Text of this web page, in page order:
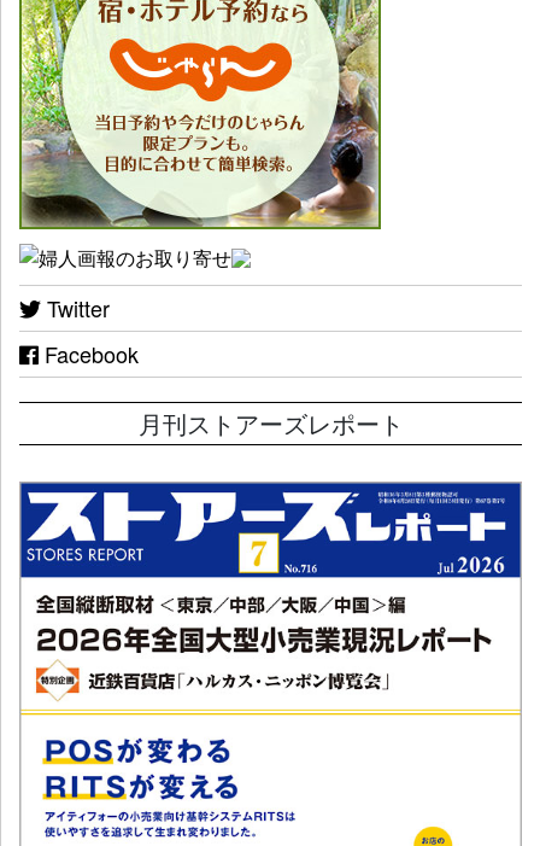
Twitter
Facebook
月刊ストアーズレポート